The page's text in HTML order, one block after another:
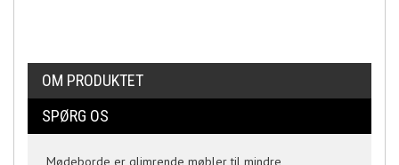
OM PRODUKTET
SPØRG OS
Mødeborde er glimrende møbler til mindre